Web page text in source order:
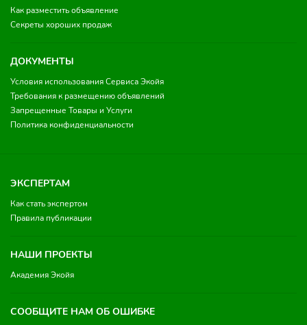
Как разместить объявление
Секреты хороших продаж
ДОКУМЕНТЫ
Условия использования Сервиса Экойя
Требования к размещению объявлений
Запрещенные Товары и Услуги
Политика конфиденциальности
ЭКСПЕРТАМ
Как стать экспертом
Правила публикации
НАШИ ПРОЕКТЫ
Академия Экойя
СООБЩИТЕ НАМ ОБ ОШИБКЕ